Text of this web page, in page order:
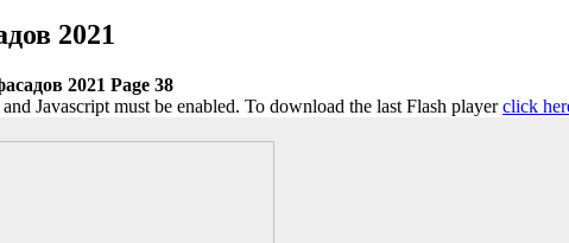
2021
2021 Page 38
Javascript must be enabled. To download the last Flash playerclick